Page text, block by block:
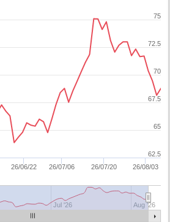
26/06/22 26/07/06 26/07/20 26/08/03
Jul '26 Aug '26
62.5
65
67.5
70
72.5
75